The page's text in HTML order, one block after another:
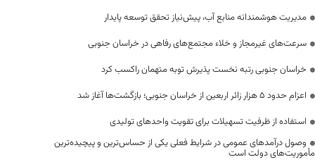
مدیریت هوشمندانه منابع آب، پیش‌نیاز تحقق توسعه پایدار
سرعت‌های غیرمجاز و خلاء مجتمع‌های رفاهی در خراسان جنوبی
خراسان جنوبی رتبه نخست پذیرش توبه متهمان راکسب کرد
اعزام حدود 5 هزار زائر اربعین از خراسان جنوبی؛ بازگشت‌ها آغاز شد
استفاده از ظرفیت تسهیلات برای تقویت واحدهای تولیدی
وصول درآمدهای عمومی در شرایط فعلی یکی از حساس‌ترین و پیچیده‌ترین
مأموریت‌های دولت است